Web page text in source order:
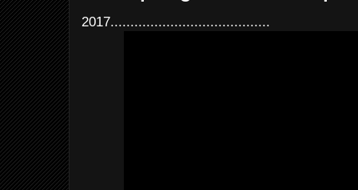
2017........................................